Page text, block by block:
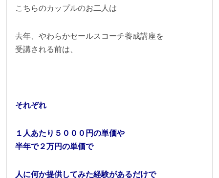
こちらのカップルのお二人は
去年、やわらかセールスコーチ養成講座を
受講される前は、
それぞれ
１人あたり５０００円の単価や
半年で２万円の単価で
人に何か提供してみた経験があるだけで